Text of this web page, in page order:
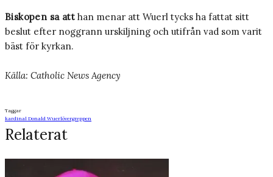
Biskopen sa att han menar att Wuerl tycks ha fattat sitt
beslut efter noggrann urskiljning och utifrån vad som varit
bäst för kyrkan.
Källa: Catholic News Agency
Taggar
kardinal Donald Wuerlövergreppen
Relaterat